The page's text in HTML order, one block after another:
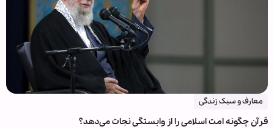
معارف و سبک زندگی
قرآن چگونه امت اسلامی را از وابستگی نجات می‌دهد؟